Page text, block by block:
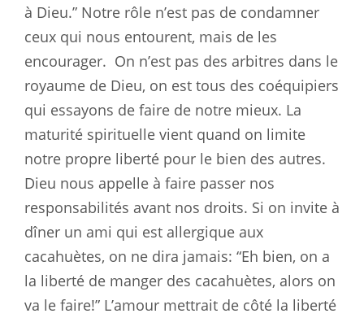
à Dieu.” Notre rôle n’est pas de condamner
ceux qui nous entourent, mais de les
encourager. On n’est pas des arbitres dans le
royaume de Dieu, on est tous des coéquipiers
qui essayons de faire de notre mieux. La
maturité spirituelle vient quand on limite
notre propre liberté pour le bien des autres.
Dieu nous appelle à faire passer nos
responsabilités avant nos droits. Si on invite à
dîner un ami qui est allergique aux
cacahuètes, on ne dira jamais: “Eh bien, on a
la liberté de manger des cacahuètes, alors on
va le faire!” L’amour mettrait de côté la liberté